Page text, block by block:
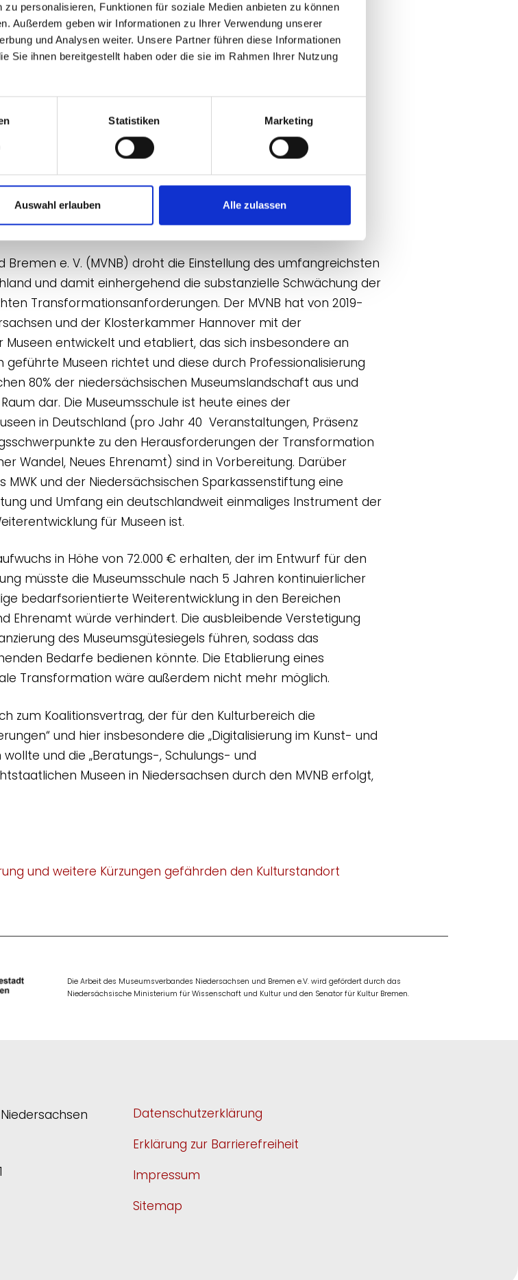
personalisieren, Funktionen für soziale Medien anbieten zu können
Außerdem geben wir Informationen zu Ihrer Verwendung unserer
und Analysen weiter. Unsere Partner führen diese Informationen
Sie ihnen bereitgestellt haben oder die sie im Rahmen Ihrer Nutzung
Statistiken Marketing
Auswahl erlauben Alle zulassen
kümmern. Die zarten Kulturpflänzchen im
sollte sie nicht verdorren lassen.“ (Dr. Tilman Schlömp,
Niedersachsen e. V.)
Unterfinanzierung für den
e. V. (MVNB) droht die Einstellung des umfangreichsten
und damit einhergehend die substanzielle Schwächung der
Transformationsanforderungen. Der MVNB hat von 2019-
und der Klosterkammer Hannover mit der
entwickelt und etabliert, das sich insbesondere an
Museen richtet und diese durch Professionalisierung
80% der niedersächsischen Museumslandschaft aus und
dar. Die Museumsschule ist heute eines der
in Deutschland (pro Jahr 40 Veranstaltungen, Präsenz
zu den Herausforderungen der Transformation
Wandel, Neues Ehrenamt) sind in Vorbereitung. Darüber
MWK und der Niedersächsischen Sparkassenstiftung eine
und Umfang ein deutschlandweit einmaliges Instrument der
für Museen ist.
in Höhe von 72.000 € erhalten, der im Entwurf für den
müsste die Museumsschule nach 5 Jahren kontinuierlicher
bedarfsorientierte Weiterentwicklung in den Bereichen
Ehrenamt würde verhindert. Die ausbleibende Verstetigung
des Museumsgütesiegels führen, sodass das
Bedarfe bedienen könnte. Die Etablierung eines
Transformation wäre außerdem nicht mehr möglich.
zum Koalitionsvertrag, der für den Kulturbereich die
und hier insbesondere die „Digitalisierung im Kunst- und
und die „Beratungs-, Schulungs- und
Museen in Niedersachsen durch den MVNB erfolgt,
und weitere Kürzungen gefährden den Kulturstandort
Die Arbeit des Museumsverbandes Niedersachsen und Bremen e.V. wird gefördert durch das
Niedersächsische Ministerium für Wissenschaft und Kultur und den Senator für Kultur Bremen.
Datenschutzerklärung
Erklärung zur Barrierefreiheit
Impressum
Sitemap